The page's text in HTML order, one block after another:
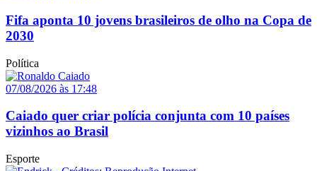
Fifa aponta 10 jovens brasileiros de olho na Copa de
2030
Política
07/08/2026 às 17:48
Caiado quer criar polícia conjunta com 10 países
vizinhos ao Brasil
Esporte